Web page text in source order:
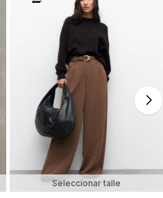
Seleccionar talle